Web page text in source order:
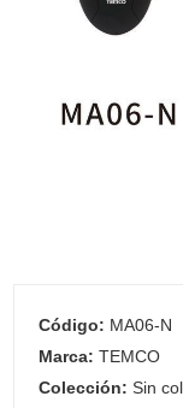
Código: MA06-N
Marca: TEMCO
Colección: Sin